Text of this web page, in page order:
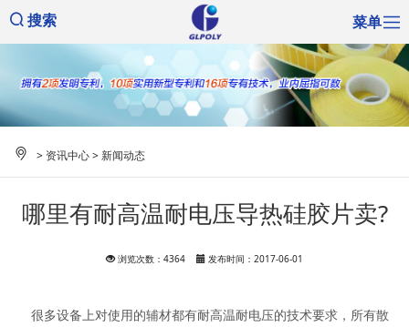
搜索 菜单
> 资讯中心>新闻动态
哪里有耐高温耐电压导热硅胶片卖?
浏览次数：4364 发布时间：2017-06-01
很多设备上对使用的辅材都有耐高温耐电压的技术要求，所有散